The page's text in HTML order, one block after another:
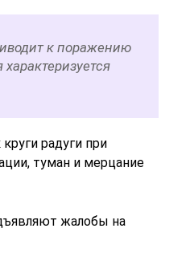
к поражению
радуги при
туман и мерцание
жалобы на